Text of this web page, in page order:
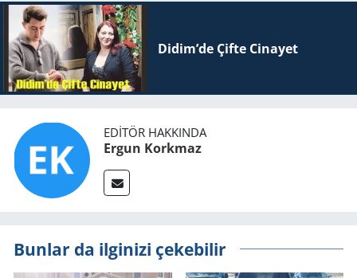
Didim’de Çifte Ci­na­yet
EDITÖR HAKKINDA
Ergun Korkmaz
Bunlar da ilginizi çekebilir